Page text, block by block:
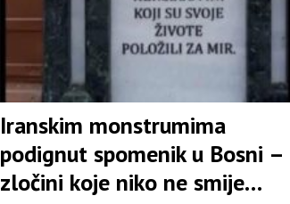
Iranskim monstrumima
podignut spomenik u Bosni –
zločini koje niko ne smije